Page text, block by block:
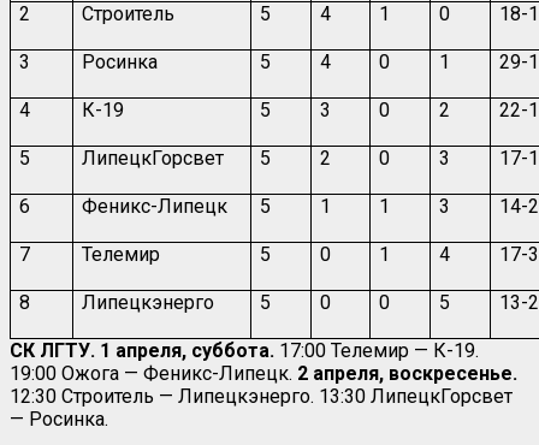
2 Строитель 5 4 1 0 18-
3 Росинка 5 4 0 1 29-
4 К-19 5 3 0 2 22-
5 ЛипецкГорсвет 5 2 0 3 17-
6 Феникс-Липецк 5 1 1 3 14-
7 Телемир 5 0 1 4 17-
8 Липецкэнерго 5 0 0 5 13-
СК ЛГТУ. 1 апреля, суббота. 17:00 Телемир — К-19.
19:00 Ожога — Феникс-Липецк. 2 апреля, воскресенье.
12:30 Строитель — Липецкэнерго. 13:30 ЛипецкГорсвет
— Росинка.